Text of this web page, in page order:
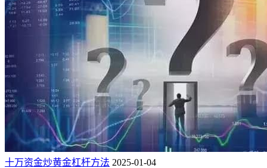
十万资金炒黄金杠杆方法 2025-01-04